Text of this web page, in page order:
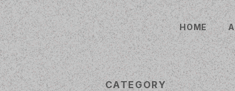
HOME
CATEGORY